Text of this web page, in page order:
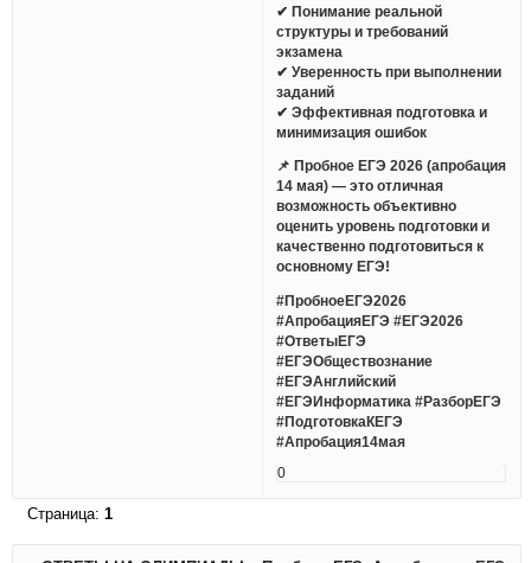
✔ Понимание реальной
структуры и требований
экзамена
✔ Уверенность при выполнении
заданий
✔ Эффективная подготовка и
минимизация ошибок
📌 Пробное ЕГЭ 2026 (апробация
14 мая) — это отличная
возможность объективно
оценить уровень подготовки и
качественно подготовиться к
основному ЕГЭ!
#ПробноеЕГЭ2026
#АпробацияЕГЭ #ЕГЭ2026
#ОтветыЕГЭ
#ЕГЭОбществознание
#ЕГЭАнглийский
#ЕГЭИнформатика #РазборЕГЭ
#ПодготовкаКЕГЭ
#Апробация14мая
0
Страница: 1